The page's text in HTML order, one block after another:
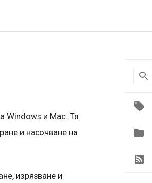
Windows и Mac. Тя
и насочване на
изрязване и
